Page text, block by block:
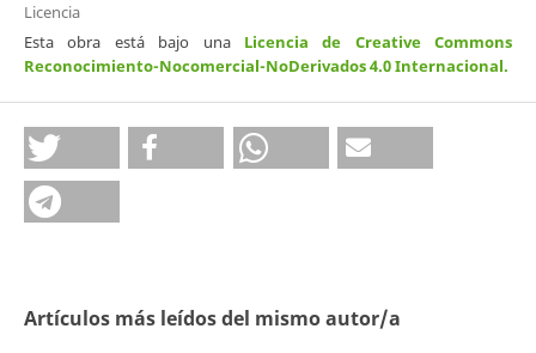
Licencia
Esta obra está bajo una Licencia de Creative Commons
Reconocimiento-Nocomercial-NoDerivados 4.0 Internacional.
Artículos más leídos del mismo autor/a